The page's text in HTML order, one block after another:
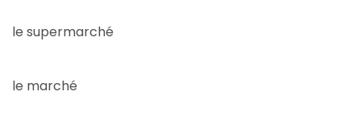
le supermarché
le marché